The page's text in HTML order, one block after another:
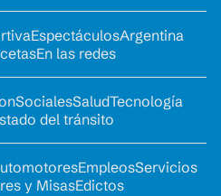
EspectáculosArgentina
En las redes
SocialesSaludTecnología
del tránsito
EmpleosServicios
y MisasEdictos